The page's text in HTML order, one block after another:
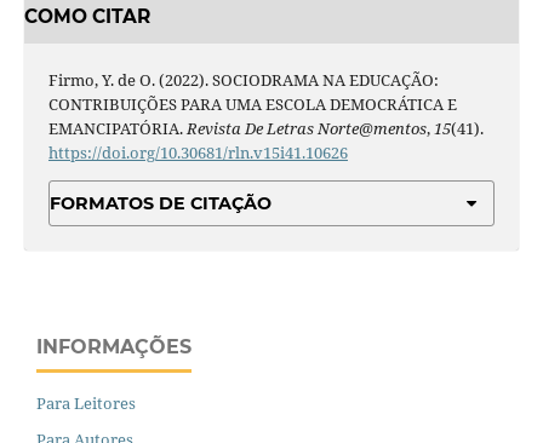
COMO CITAR
Firmo, Y. de O. (2022). SOCIODRAMA NA EDUCAÇÃO:
CONTRIBUIÇÕES PARA UMA ESCOLA DEMOCRÁTICA E
EMANCIPATÓRIA.Revista De Letras Norte@mentos,15(41).
https://doi.org/10.30681/rln.v15i41.10626
FORMATOS DE CITAÇÃO
INFORMAÇÕES
Para Leitores